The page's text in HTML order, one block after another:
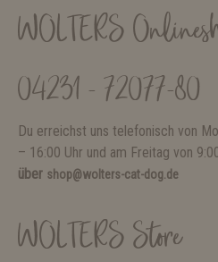
WOLTERS
04231 - 72077-80
Du erreichst uns telefonisch von
– 16:00 Uhr und am Freitag von
über shop@wolters-cat-dog.de
WOLTERS Store